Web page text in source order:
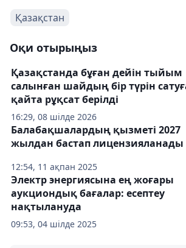
Қазақстан
Оқи отырыңыз
16:29, 08 шілде 2026
Қазақстанда бұған дейін тыйым
салынған шайдың бір түрін
қайта рұқсат берілді
12:54, 11 ақпан 2025
Балабақшалардың қызметі 2027
жылдан бастап лицензияланады
09:53, 04 шілде 2025
Электр энергиясына ең жоғары
аукциондық бағалар: есептеу
нақтылануда